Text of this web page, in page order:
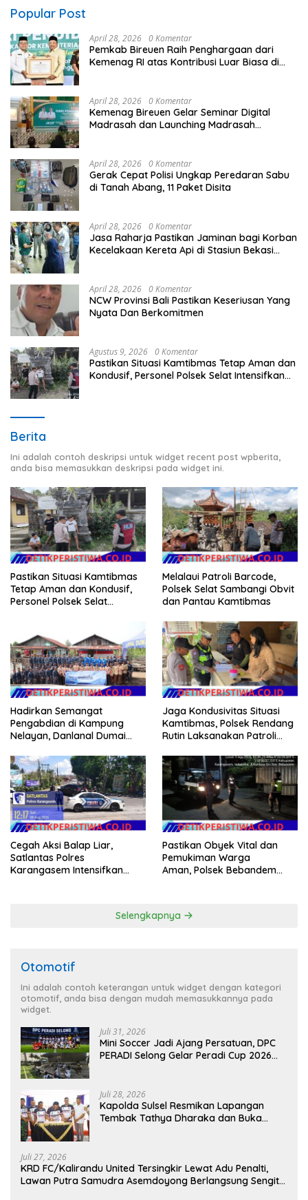
Popular Post
April 28, 2026 0 Komentar
Pemkab Bireuen Raih Penghargaan dari
Kemenag RI atas Kontribusi Luar Biasa di
April 28, 2026 0 Komentar
Kemenag Bireuen Gelar Seminar Digital
Madrasah dan Launching Madrasah
April 28, 2026 0 Komentar
Gerak Cepat Polisi Ungkap Peredaran Sabu
di Tanah Abang, 11 Paket Disita
April 28, 2026 0 Komentar
Jasa Raharja Pastikan Jaminan bagi Korban
Kecelakaan Kereta Api di Stasiun Bekasi
April 28, 2026 0 Komentar
NCW Provinsi Bali Pastikan Keseriusan Yang
Nyata Dan Berkomitmen
Agustus 9, 2026 0 Komentar
Pastikan Situasi Kamtibmas Tetap Aman dan
Kondusif, Personel Polsek Selat Intensifkan
Berita
Ini adalah contoh deskripsi untuk widget recent post wpberita,
anda bisa memasukkan deskripsi pada widget ini.
Pastikan Situasi Kamtibmas
Tetap Aman dan Kondusif,
Personel Polsek Selat
Melalaui Patroli Barcode,
Polsek Selat Sambangi Obvit
dan Pantau Kamtibmas
Hadirkan Semangat
Pengabdian di Kampung
Nelayan, Danlanal Dumai
Bersih Pantai
Jaga Kondusivitas Situasi
Kamtibmas, Polsek Rendang
Rutin Laksanakan Patroli
Cegah Aksi Balap Liar,
Satlantas Polres
Karangasem Intensifkan
Pastikan Obyek Vital dan
Pemukiman Warga
Aman, Polsek Bebandem
Selengkapnya
Otomotif
Ini adalah contoh keterangan untuk widget dengan kategori
otomotif, anda bisa dengan mudah memasukkannya pada
widget.
Juli 31, 2026
Mini Soccer Jadi Ajang Persatuan, DPC
PERADI Selong Gelar Peradi Cup 2026
Juli 28, 2026
Kapolda Sulsel Resmikan Lapangan
Tembak Tathya Dharaka dan Buka
Juli 27, 2026
KRD FC/Kalirandu United Tersingkir Lewat Adu Penalti,
Lawan Putra Samudra Asemdoyong Berlangsung Sengit